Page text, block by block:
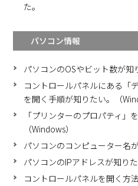
た。
パソコン情報
パソコンのOSやビット数が知
コントロールパネルにある「
を開く手順が知りたい。（
「プリンターのプロパティ」
（Windows）
パソコンのコンピューター名
パソコンのIPアドレスが知り
コントロールパネルを開く方